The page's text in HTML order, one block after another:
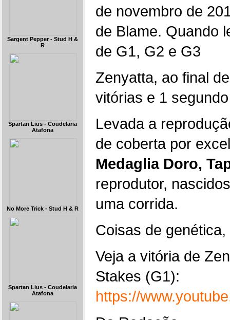
Sargent Pepper - Stud H &
R
Spartan Lius - Coudelaria
Atafona
No More Trick - Stud H & R
Spartan Lius - Coudelaria
Atafona
de novembro de
de Blame. Quando
de G1, G2 e G3
Zenyatta, ao final
vitórias e 1
Levada a
de coberta por
Medaglia Doro,
reprodutor,
uma corrida.
Coisas de
Veja a vitória de
Stakes (G1):
https://